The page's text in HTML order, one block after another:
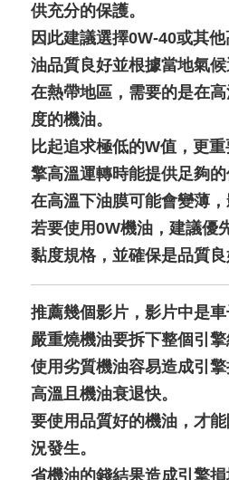
供充分的保護。
因此建議選擇0W-40或其
油品質良好並根據當地氣
在熱帶地區，需要的是在
度的機油。
比起追求極低的W值，更重
擎高溫運轉時能提供足夠的
在高溫下油膜可能會變薄，
若要使用0W機油，建議優
黏度規格，並確保是品質良
推薦幾個影片，影片中是
嚴重燒機油要拆下整個引
使用劣質機油容易造成引
高溫且機油衰退快。
要使用品質好的機油， 才
況發生。
省機油的錢結果造成引擎